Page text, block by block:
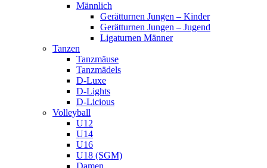
Männlich
Gerätturnen Jungen – Kinder
Gerätturnen Jungen – Jugend
Ligaturnen Männer
Tanzen
Tanzmäuse
Tanzmädels
D-Luxe
D-Lights
D-Licious
Volleyball
U12
U14
U16
U18 (SGM)
Damen